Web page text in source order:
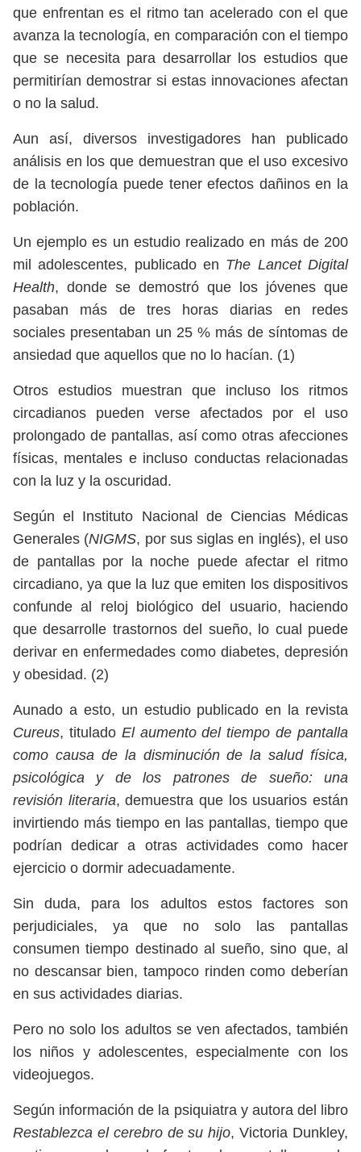
que enfrentan es el ritmo tan acelerado con el que
avanza la tecnología, en comparación con el tiempo
que se necesita para desarrollar los estudios que
permitirían demostrar si estas innovaciones afectan
o no la salud.
Aun así, diversos investigadores han publicado
análisis en los que demuestran que el uso excesivo
de la tecnología puede tener efectos dañinos en la
población.
Un ejemplo es un estudio realizado en más de 200
mil adolescentes, publicado en The Lancet Digital
Health, donde se demostró que los jóvenes que
pasaban más de tres horas diarias en redes
sociales presentaban un 25 % más de síntomas de
ansiedad que aquellos que no lo hacían. (1)
Otros estudios muestran que incluso los ritmos
circadianos pueden verse afectados por el uso
prolongado de pantallas, así como otras afecciones
físicas, mentales e incluso conductas relacionadas
con la luz y la oscuridad.
Según el Instituto Nacional de Ciencias Médicas
Generales (NIGMS, por sus siglas en inglés), el uso
de pantallas por la noche puede afectar el ritmo
circadiano, ya que la luz que emiten los dispositivos
confunde al reloj biológico del usuario, haciendo
que desarrolle trastornos del sueño, lo cual puede
derivar en enfermedades como diabetes, depresión
y obesidad. (2)
Aunado a esto, un estudio publicado en la revista
Cureus, titulado El aumento del tiempo de pantalla
como causa de la disminución de la salud física,
psicológica y de los patrones de sueño: una
revisión literaria, demuestra que los usuarios están
invirtiendo más tiempo en las pantallas, tiempo que
podrían dedicar a otras actividades como hacer
ejercicio o dormir adecuadamente.
Sin duda, para los adultos estos factores son
perjudiciales, ya que no solo las pantallas
consumen tiempo destinado al sueño, sino que, al
no descansar bien, tampoco rinden como deberían
en sus actividades diarias.
Pero no solo los adultos se ven afectados, también
los niños y adolescentes, especialmente con los
videojuegos.
Según información de la psiquiatra y autora del libro
Restablezca el cerebro de su hijo, Victoria Dunkley,